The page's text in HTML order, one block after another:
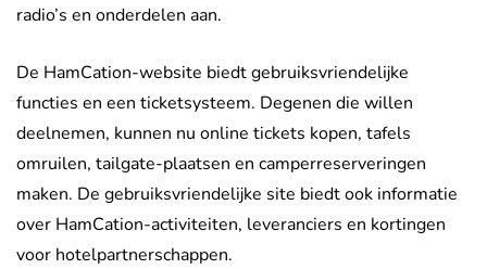
radio’s en onderdelen aan.
De HamCation-website biedt gebruiksvriendelijke
functies en een ticketsysteem. Degenen die willen
deelnemen, kunnen nu online tickets kopen, tafels
omruilen, tailgate-plaatsen en camperreserveringen
maken. De gebruiksvriendelijke site biedt ook informatie
over HamCation-activiteiten, leveranciers en kortingen
voor hotelpartnerschappen.